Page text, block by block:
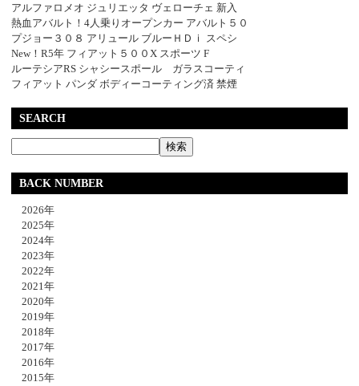
アルファロメオ ジュリエッタ ヴェローチェ 新入
熱血アバルト！4人乗りオープンカー アバルト５０
プジョー３０８ アリュール ブルーＨＤｉ スペシ
New！R5年 フィアット５００X スポーツ F
ルーテシアRS シャシースポール ガラスコーティ
フィアット パンダ ボディーコーティング済 禁煙
SEARCH
BACK NUMBER
2026年
2025年
2024年
2023年
2022年
2021年
2020年
2019年
2018年
2017年
2016年
2015年